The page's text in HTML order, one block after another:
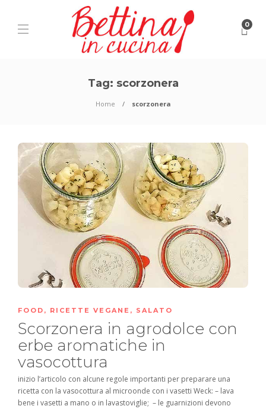
0
Tag: scorzonera
Home scorzonera
FOOD , RICETTE VEGANE , SALATO
Scorzonera in agrodolce con
erbe aromatiche in
vasocottura
inizio l’articolo con alcune regole importanti per preparare una
ricetta con la vasocottura al microonde con i vasetti Weck: – lava
bene i vasetti a mano o in lavastoviglie; – le guarnizioni devono